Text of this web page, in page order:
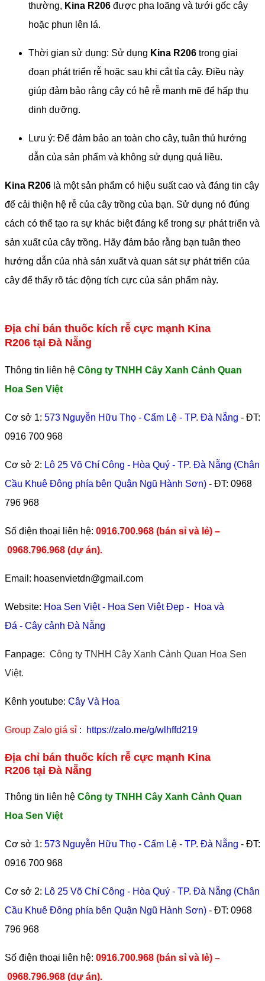
thường, Kina R206 được pha loãng và tưới gốc cây
hoặc phun lên lá.
Thời gian sử dụng: Sử dụng Kina R206 trong giai
đoạn phát triển rễ hoặc sau khi cắt tỉa cây. Điều này
giúp đảm bảo rằng cây có hệ rễ mạnh mẽ để hấp thụ
dinh dưỡng.
Lưu ý: Để đảm bảo an toàn cho cây, tuân thủ hướng
dẫn của sản phẩm và không sử dụng quá liều.
Kina R206 là một sản phẩm có hiệu suất cao và đáng tin cậy
để cải thiện hệ rễ của cây trồng của bạn. Sử dụng nó đúng
cách có thể tạo ra sự khác biệt đáng kể trong sự phát triển và
sản xuất của cây trồng. Hãy đảm bảo rằng bạn tuân theo
hướng dẫn của nhà sản xuất và quan sát sự phát triển của
cây để thấy rõ tác động tích cực của sản phẩm này.
Địa chỉ bán thuốc kích rễ cực mạnh Kina
R206 tại Đà Nẵng
Thông tin liên hệ Công ty TNHH Cây Xanh Cảnh Quan
Hoa Sen Việt
Cơ sở 1: 573 Nguyễn Hữu Thọ - Cẩm Lệ - TP. Đà Nẵng - ĐT:
0916 700 968
Cơ sở 2: Lô 25 Võ Chí Công - Hòa Quý - TP. Đà Nẵng (Chân
Cầu Khuê Đông phía bên Quận Ngũ Hành Sơn) - ĐT: 0968
796 968
​Số điện thoại liên hệ: 0916.700.968 (bán sỉ và lẻ) –
0968.796.968 (dự án).
Email: hoasenvietdn@gmail.com
Website: Hoa Sen Việt- Hoa Sen Việt Đẹp - Hoa và
Đá - Cây cảnh Đà Nẵng
Fanpage: Công ty TNHH Cây Xanh Cảnh Quan Hoa Sen
Việt.
Kênh youtube: Cây Và Hoa
Group Zalo giá sỉ : https://zalo.me/g/wlhffd219
Địa chỉ bán thuốc kích rễ cực mạnh Kina
R206 tại Đà Nẵng
Thông tin liên hệ Công ty TNHH Cây Xanh Cảnh Quan
Hoa Sen Việt
Cơ sở 1: 573 Nguyễn Hữu Thọ - Cẩm Lệ - TP. Đà Nẵng - ĐT:
0916 700 968
Cơ sở 2: Lô 25 Võ Chí Công - Hòa Quý - TP. Đà Nẵng (Chân
Cầu Khuê Đông phía bên Quận Ngũ Hành Sơn) - ĐT: 0968
796 968
​Số điện thoại liên hệ: 0916.700.968 (bán sỉ và lẻ) –
0968.796.968 (dự án).